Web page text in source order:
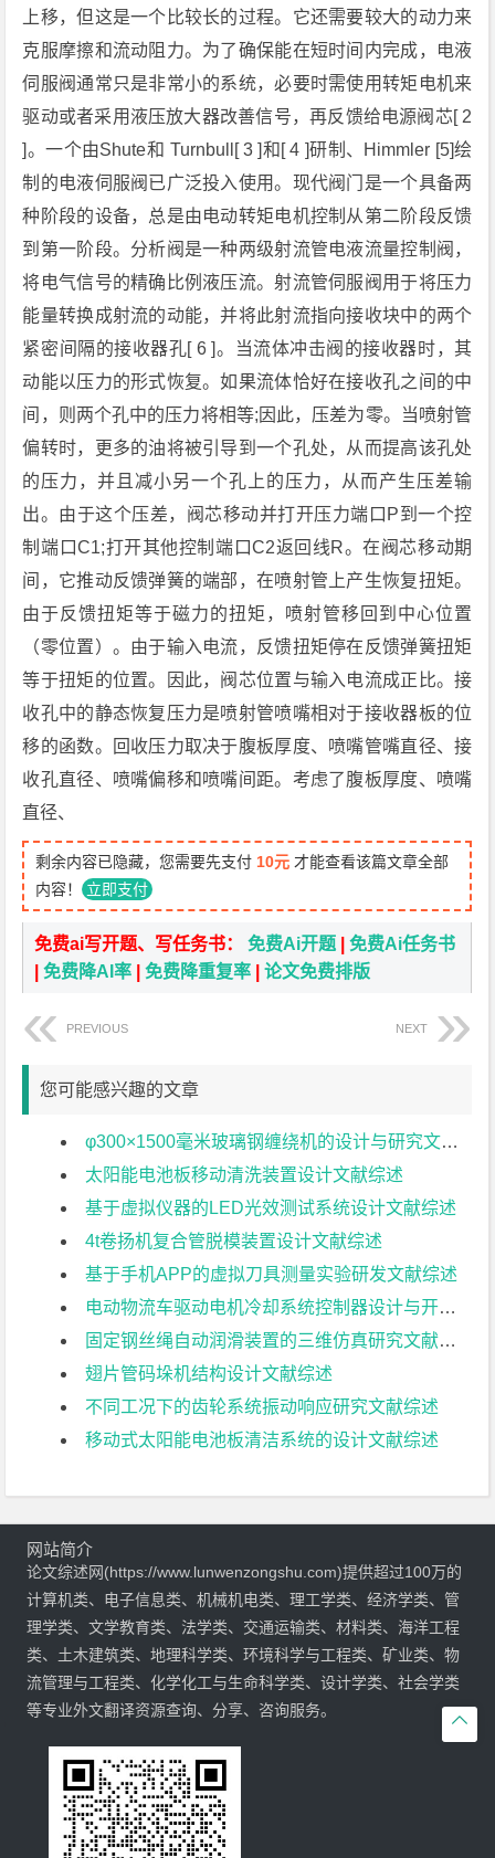
上移，但这是一个比较长的过程。它还需要较大的动力来
克服摩擦和流动阻力。为了确保能在短时间内完成，电液
伺服阀通常只是非常小的系统，必要时需使用转矩电机来
驱动或者采用液压放大器改善信号，再反馈给电源阀芯[ 2
]。一个由Shute和 Turnbull[ 3 ]和[ 4 ]研制、Himmler [5]绘
制的电液伺服阀已广泛投入使用。现代阀门是一个具备两
种阶段的设备，总是由电动转矩电机控制从第二阶段反馈
到第一阶段。分析阀是一种两级射流管电液流量控制阀，
将电气信号的精确比例液压流。射流管伺服阀用于将压力
能量转换成射流的动能，并将此射流指向接收块中的两个
紧密间隔的接收器孔[ 6 ]。当流体冲击阀的接收器时，其
动能以压力的形式恢复。如果流体恰好在接收孔之间的中
间，则两个孔中的压力将相等;因此，压差为零。当喷射管
偏转时，更多的油将被引导到一个孔处，从而提高该孔处
的压力，并且减小另一个孔上的压力，从而产生压差输
出。由于这个压差，阀芯移动并打开压力端口P到一个控
制端口C1;打开其他控制端口C2返回线R。在阀芯移动期
间，它推动反馈弹簧的端部，在喷射管上产生恢复扭矩。
由于反馈扭矩等于磁力的扭矩，喷射管移回到中心位置
（零位置）。由于输入电流，反馈扭矩停在反馈弹簧扭矩
等于扭矩的位置。因此，阀芯位置与输入电流成正比。接
收孔中的静态恢复压力是喷射管喷嘴相对于接收器板的位
移的函数。回收压力取决于腹板厚度、喷嘴管嘴直径、接
收孔直径、喷嘴偏移和喷嘴间距。考虑了腹板厚度、喷嘴
直径、
剩余内容已隐藏，您需要先支付 10元 才能查看该篇文章全部
内容！ 立即支付
免费ai写开题、写任务书：免费Ai开题 |免费Ai任务书
|免费降AI率 |免费降重复率 |论文免费排版
PREVIOUS NEXT
您可能感兴趣的文章
φ300×1500毫米玻璃钢缠绕机的设计与研究文献综述
太阳能电池板移动清洗装置设计文献综述
基于虚拟仪器的LED光效测试系统设计文献综述
4t卷扬机复合管脱模装置设计文献综述
基于手机APP的虚拟刀具测量实验研发文献综述
电动物流车驱动电机冷却系统控制器设计与开发文献综述
固定钢丝绳自动润滑装置的三维仿真研究文献综述
翅片管码垛机结构设计文献综述
不同工况下的齿轮系统振动响应研究文献综述
移动式太阳能电池板清洁系统的设计文献综述

网站简介
论文综述网(https://www.lunwenzongshu.com)提供超过100万的
计算机类、电子信息类、机械机电类、理工学类、经济学类、管
理学类、文学教育类、法学类、交通运输类、材料类、海洋工程
类、土木建筑类、地理科学类、环境科学与工程类、矿业类、物
流管理与工程类、化学化工与生命科学类、设计学类、社会学类
等专业外文翻译资源查询、分享、咨询服务。